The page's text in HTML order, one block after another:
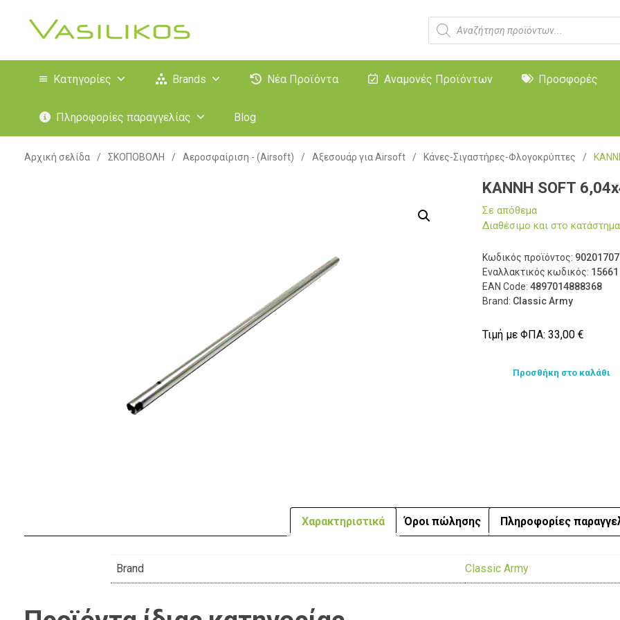
Κατηγορίες Brands Νέα Προϊόντα Αναμονές Προϊόντων Προσφορές
Πληροφορίες παραγγελίας Blog
Αρχική σελίδα / ΣΚΟΠΟΒΟΛΗ / Αεροσφαίριση - (Airsoft) / Αξεσουάρ για Airsoft / Κάνες-Σιγαστήρες-Φλογοκρύπτες /
ΚΑΝΝΗ SOFT
Σε απόθεμα
Διαθέσιμο και στο
Κωδικός προϊόντος:
Εναλλακτικός κωδικός: 15661
EAN Code:4897014888368
Brand: Classic Army
Τιμή με ΦΠΑ:33,00€
Προσθήκη στο καλάθι
Χαρακτηριστικά Όροι πώλησης Πληροφορίες
Brand Classic Army